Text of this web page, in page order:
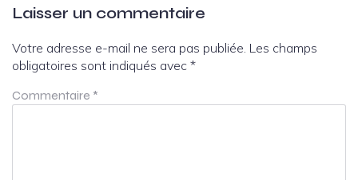
Laisser un commentaire
Votre adresse e-mail ne sera pas publiée. Les champs
obligatoires sont indiqués avec *
Commentaire *